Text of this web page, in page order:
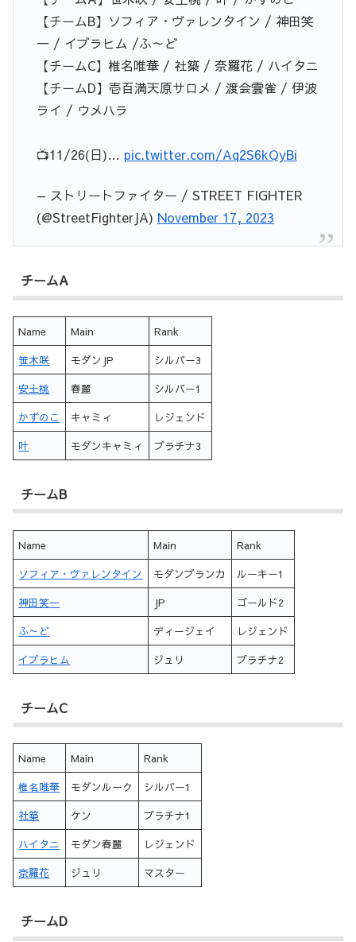
【チームB】ソフィア・ヴァレンタイン / 神田笑
一 / イブラヒム /ふ～ど
【チームC】椎名唯華 / 社築 / 奈羅花 / ハイタニ
【チームD】壱百満天原サロメ / 渡会雲雀 / 伊波
ライ / ウメハラ
📺11/26(日)… pic.twitter.com/Aq2S6kQyBi
— ストリートファイター / STREET FIGHTER
(@StreetFighterJA) November 17, 2023
チームA
Name Main Rank
笹木咲 モダンJP シルバー3
安土桃 春麗 シルバー1
かずのこ キャミィ レジェンド
叶 モダンキャミィ プラチナ3
チームB
Name Main Rank
ソフィア・ヴァレンタイン モダンブランカ ルーキー1
神田笑一 JP ゴールド2
ふ～ど ディージェイ レジェンド
イブラヒム ジュリ プラチナ2
チームC
Name Main Rank
椎名唯華 モダンルーク シルバー1
社築 ケン プラチナ1
ハイタニ モダン春麗 レジェンド
奈羅花 ジュリ マスター
チームD